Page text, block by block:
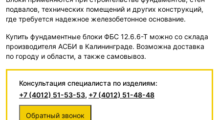
подвалов, технических помещений и других конструкций,
где требуется надежное железобетонное основание.
Купить фундаментные блоки ФБС 12.6.6-Т можно со склада
производителя АСБИ в Калининграде. Возможна доставка
по городу и области, а также самовывоз.
Консультация специалиста по изделиям:
+7 (4012) 51-53-53, +7 (4012) 51-48-48
Обратный звонок